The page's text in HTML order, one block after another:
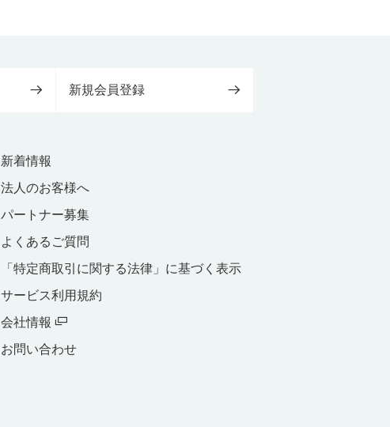
新規会員登録
新着情報
法人のお客様へ
パートナー募集
よくあるご質問
「特定商取引に関する法律」に基づく表示
サービス利用規約
会社情報
お問い合わせ